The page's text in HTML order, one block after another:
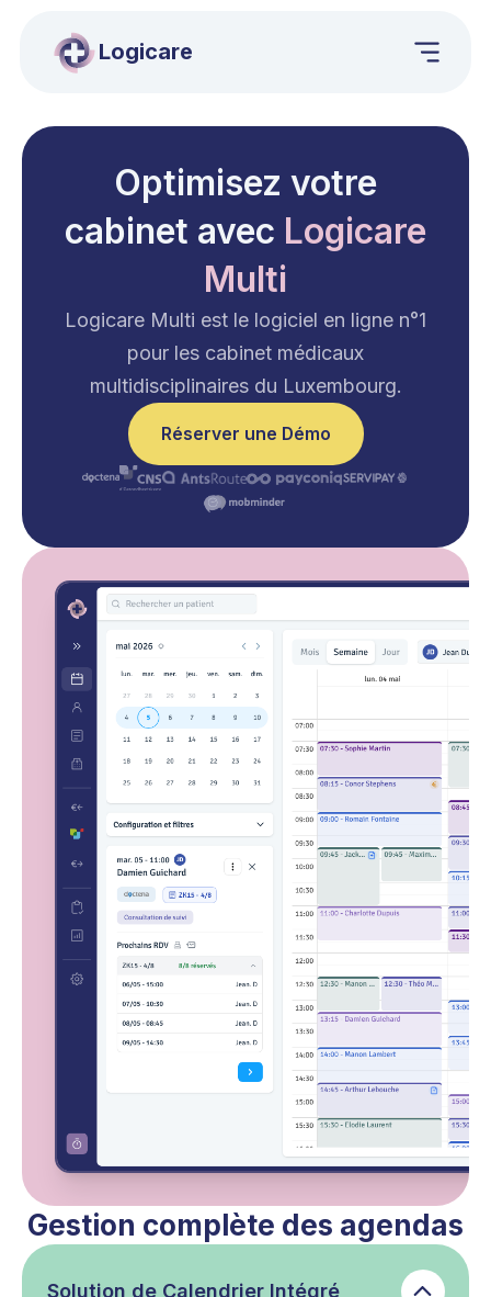
Logicare
Optimisez votre
cabinet avec Logicare
Multi
Logicare Multi est le logiciel en ligne n°1
pour les cabinet médicaux
multidisciplinaires du Luxembourg.
Réserver une Démo
Gestion complète des agendas
Solution de Calendrier Intégré